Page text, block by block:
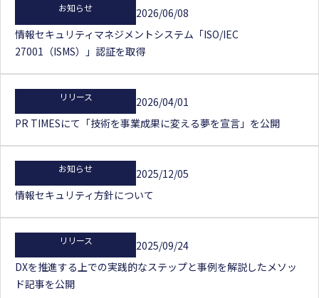
お知らせ
2026/06/08
情報セキュリティマネジメントシステム「ISO/IEC
27001（ISMS）」認証を取得
リリース
2026/04/01
PR TIMESにて「技術を事業成果に変える夢を宣言」を公開
お知らせ
2025/12/05
情報セキュリティ方針について
リリース
2025/09/24
DXを推進する上での実践的なステップと事例を解説したメソッ
ド記事を公開